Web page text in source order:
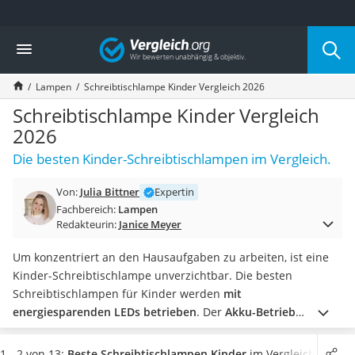
Die beliebtesten Vergleiche nach Kategorie
Wohnen
Matratzen-Topper
Matratzen
Konferenzlautsprecher
Tageslichtlampe
Badlüfter
Ergonomischer Bürostuhl
Außenleuchte mit Kamera
Ozongeneratoren
Konferenzmikrofon
Klappmatratze
Duschkopf mit Kalkfilter
Aktenvernichter Sicherheitsstufe 4
Bettgitter
Vergleich
Lampen Schreibtischlampe Kinder Vergleich 2026
Schreibtischlampe Kinder Vergleich
2026
Die besten Kinder-Schreibtischlampen im Vergleich.
Von: Julia Bittner
Expertin
Fachbereich: Lampen
Redakteurin: Janice Meyer
Um konzentriert an den Hausaufgaben zu arbeiten, ist eine
Kinder-Schreibtischlampe unverzichtbar. Die besten
Schreibtischlampen für Kinder werden mit
energiesparenden LEDs betrieben. Der Akku-Betrieb
ermöglicht ein flexibles Aufstellen. Achten Sie zudem darauf,
dass Sie eine Schreibtischlampe für Kinder kaufen, die